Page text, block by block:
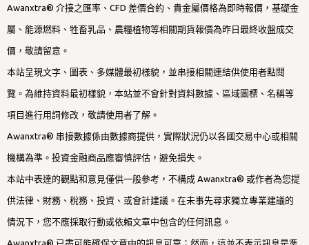
Awanxtra® 介接之匯率、CFD 差價合約、貴金屬價格為即時報價，基礎金
屬、能源燃料、牲畜乳品、農糧植物等相關期貨報價為昨日最終收盤成交
價，敬請留意。
本站呈現文字、圖表、多媒體最初樣貌，並串接相關連結供使用者點閱
覽。為維持資料最初樣貌，本站並不會針對資料數據、區域圖標、名稱等
項目進行用詞修改，敬請使用者了解。
Awanxtra® 串接數據係由數據商提供，實際狀況仍以各國交易中心或相關
機構為準。投資金融商品應審慎評估，避免損失。
本站中表達的觀點和意見僅供一般參考，不構成 Awanxtra® 或作者為您提
供法律、財務、稅務、投資、或會計建議。在未事先尋求獨立專業建議的
情況下，您不應採取行動或依賴文章中包含的任何訊息。
Awanxtra® 已盡可能確保文章中的訊息可靠；然而，這並不表示訊息是準